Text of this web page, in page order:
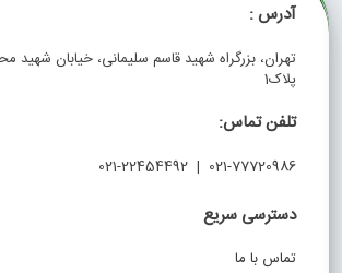
آدرس :
تهران، بزرگراه شهید قاسم سلیمانی، خیابان شهید
پلاک1
تلفن تماس:
021-77720986 | 021-22454492
دسترسی سریع
تماس با ما